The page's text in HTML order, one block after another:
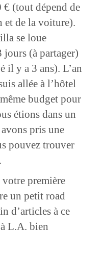
(tout dépend de
et de la voiture).
se loue
(à partager)
il y a 3 ans). L’an
allée à l’hôtel
budget pour
étions dans un
pris une
pouvez trouver
votre première
un petit road
d’articles à ce
L.A. bien